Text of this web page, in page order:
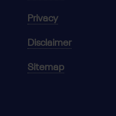
Privacy
Disclaimer
Sitemap